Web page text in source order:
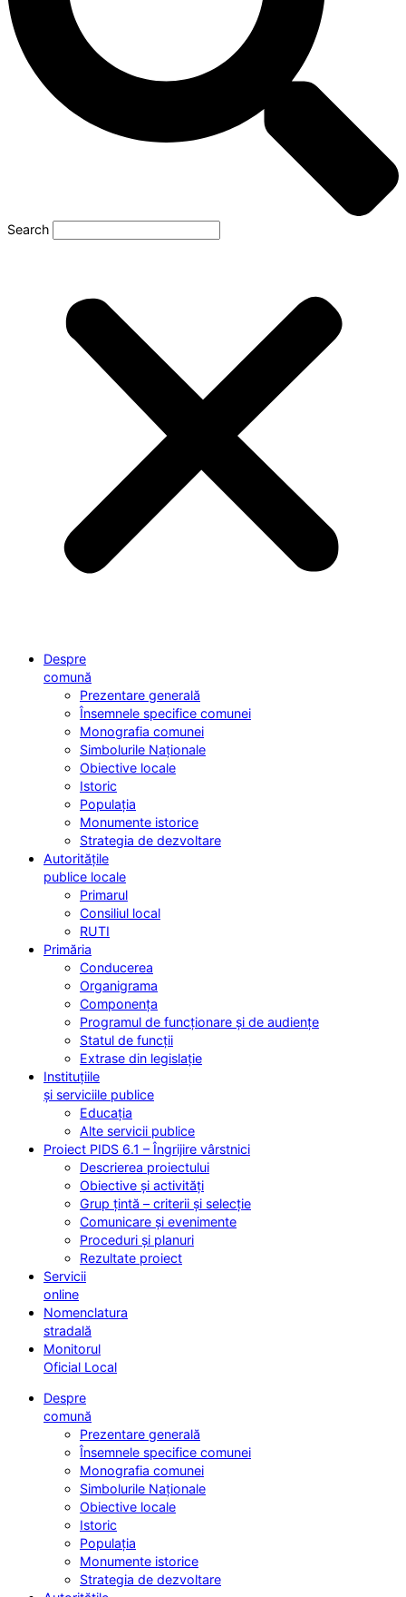
Search
Despre
comună
Prezentare generală
Însemnele specifice comunei
Monografia comunei
Simbolurile Naționale
Obiective locale
Istoric
Populația
Monumente istorice
Strategia de dezvoltare
Autoritățile
publice locale
Primarul
Consiliul local
RUTI
Primăria
Conducerea
Organigrama
Componența
Programul de funcționare și de audiențe
Statul de funcții
Extrase din legislație
Instituțiile
și serviciile publice
Educația
Alte servicii publice
Proiect PIDS 6.1 – Îngrijire vârstnici
Descrierea proiectului
Obiective și activități
Grup țintă – criterii și selecție
Comunicare și evenimente
Proceduri și planuri
Rezultate proiect
Servicii
online
Nomenclatura
stradală
Monitorul
Oficial Local
Despre
comună
Prezentare generală
Însemnele specifice comunei
Monografia comunei
Simbolurile Naționale
Obiective locale
Istoric
Populația
Monumente istorice
Strategia de dezvoltare